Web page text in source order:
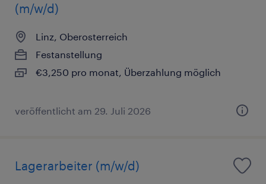
(m/w/d)
Linz, Oberosterreich
Festanstellung
€3,250 pro monat, Überzahlung möglich
veröffentlicht am 29. Juli 2026
Lagerarbeiter (m/w/d)